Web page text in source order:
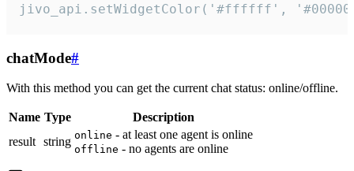
jivo_api.setWidgetColor('#ffffff',
chatMode#
With this method you can get the current chat status: online/offline.
Name Type
Description
result string online - at least one agent is online
offline - no agents are online